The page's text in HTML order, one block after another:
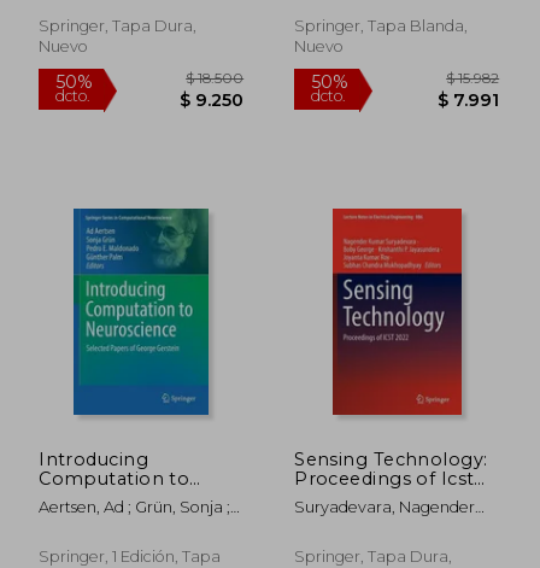
40%
dcto. $ 5.949 dcto. $
Springer, Tapa Dura,
Nuevo
Springer, Tapa Blanda,
Nuevo
Introducing
Computation to
Neuroscience:
Selected Papers of
Inglés)
Aertsen, Ad ; Grün, Sonja ;
Springer, 1 Edición, Tapa
Sensing Technology:
Proceedings of Icst
2022 (en Inglés)
Suryadevara, Nagender
Jayasundera, Krishanthi P.
Springer, Tapa Dura,